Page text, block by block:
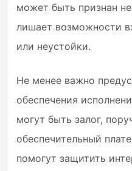
может быть признан
лишает возможности
или неустойки.
Не менее важно
обеспечения
могут быть залог,
обеспечительный
помогут защитить